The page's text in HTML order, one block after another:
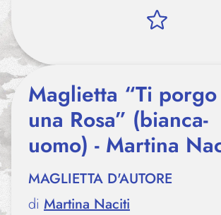
Maglietta “Ti porgo
una Rosa” (bianca-
uomo) - Martina
MAGLIETTA D'AUTORE
di Martina Naciti